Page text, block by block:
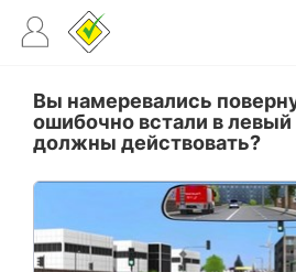
Вы намеревались
ошибочно встали в
должны действовать?